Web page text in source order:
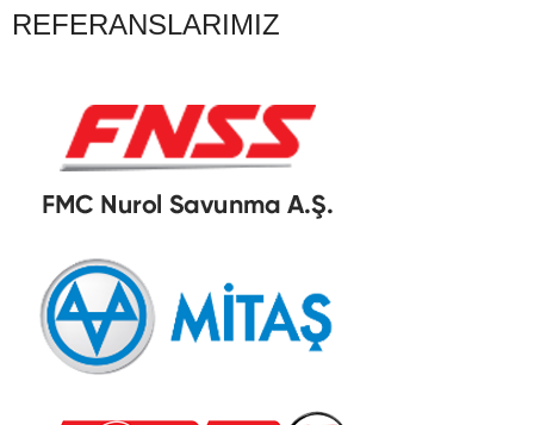
REFERANSLARIMIZ